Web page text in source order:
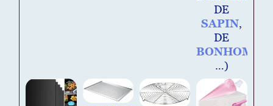
DE
SAPIN,
DE
BONHOMME
…)